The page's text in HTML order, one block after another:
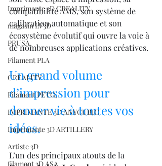
Imprimante 3D CREALITY
magasin LV3D
PRUSA,
Filament PLA
CREALITY
Filament PETG,
IMPRIMANTE 3D ANYCUBIC
Imprimante 3D ARTILLERY
Artiste 3D
filament 3D ASA
compatibilité AMS, son système de
calibration automatique et son
écosystème évolutif qui ouvre la voie à
de nombreuses applications créatives.
Un grand volume
d’impression pour
donner vie à toutes vos
idées.
L’un des principaux atouts de la